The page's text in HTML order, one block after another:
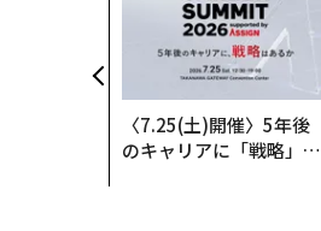
〈7.25(土)開催〉5年後
のキャリアに「戦略」は